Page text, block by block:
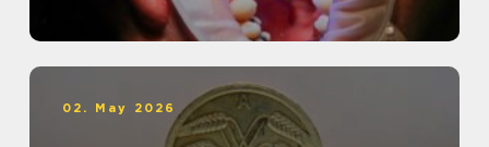
02. May 2026